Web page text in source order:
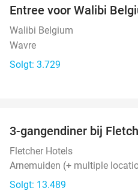
Entree voor Walibi
Walibi Belgium
Wavre
Solgt: 3.729
3-gangendiner bij
Fletcher Hotels
Arnemuiden (+ multiple
Solgt: 13.489